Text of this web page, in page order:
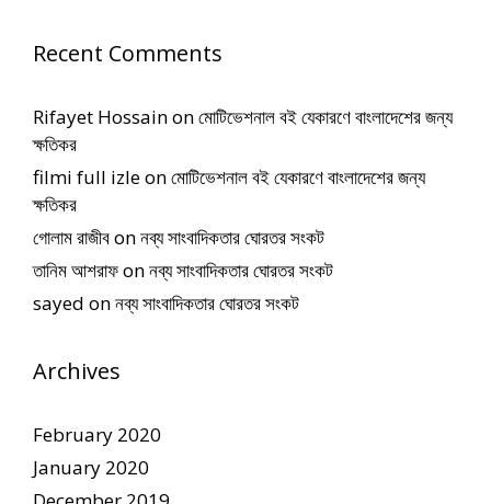
Recent Comments
Rifayet Hossainonমোটিভেশনাল বই যেকারণে বাংলাদেশের জন্য
ক্ষতিকর
filmi full izleonমোটিভেশনাল বই যেকারণে বাংলাদেশের জন্য
ক্ষতিকর
গোলাম রাজীবonনব্য সাংবাদিকতার ঘোরতর সংকট
তানিম আশরাফonনব্য সাংবাদিকতার ঘোরতর সংকট
sayed onনব্য সাংবাদিকতার ঘোরতর সংকট
Archives
February 2020
January 2020